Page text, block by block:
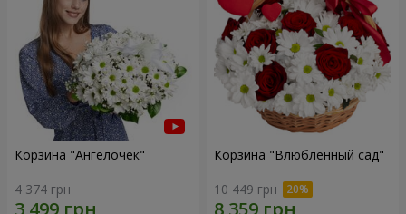
Корзина "Ангелочек"
4 374 грн
Корзина "Влюбленный сад"
10 449 грн